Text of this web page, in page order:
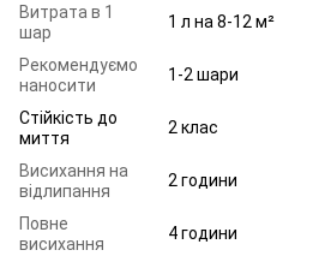
Витрата в 1
шар
1 л на 8-12 м²
Рекомендуємо
наносити
1-2 шари
Стійкість до
миття
2 клас
Висихання на
відлипання
2 години
Повне
висихання
4 години